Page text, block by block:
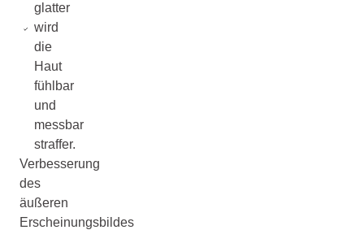
glatter
wird
die
Haut
fühlbar
und
messbar
straffer.
Verbesserung
des
äußeren
Erscheinungsbildes